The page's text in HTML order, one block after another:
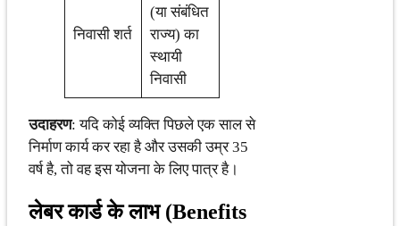
निवासी शर्त
(या संबंधित
राज्य) का
स्थायी
निवासी
उदाहरण: यदि कोई व्यक्ति पिछले एक साल से
निर्माण कार्य कर रहा है और उसकी उम्र 35
वर्ष है, तो वह इस योजना के लिए पात्र है।
लेबर कार्ड के लाभ (Benefits